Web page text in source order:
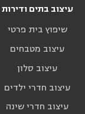
עיצוב בתים ודירות
שיפוץ בית פרטי
עיצוב מטבחים
עיצוב סלון
עיצוב חדרי ילדים
עיצוב חדרי שינה